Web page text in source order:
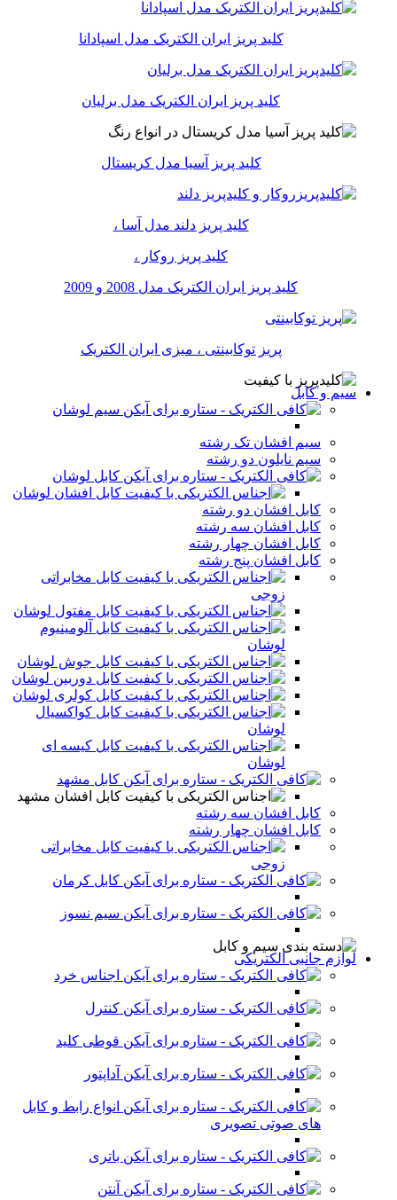
کلید پریز ایران الکتریک مدل اسپادانا
کلید پریز ایران الکتریک مدل برلیان
کلید پریز آسیا مدل کریستال
کلید پریز دلند مدل آسا ،
کلید پریز روکار ،
کلید پریز ایران الکتریک مدل 2008 و 2009
پریز توکابینتی ، میزی ایران الکتریک
سیم و کابل
سیم لوشان
سیم افشان تک رشته
سیم نایلون دو رشته
کابل لوشان
کابل افشان لوشان
کابل افشان دو رشته
کابل افشان سه رشته
کابل افشان چهار رشته
کابل افشان پنج رشته
کابل مخابراتی
زوجی
کابل مفتول لوشان
کابل آلومینیوم
لوشان
کابل جوش لوشان
کابل دوربین لوشان
کابل کولری لوشان
کابل کواکسیال
لوشان
کابل کیسه ای
لوشان
کابل مشهد
کابل افشان مشهد
کابل افشان سه رشته
کابل افشان چهار رشته
کابل مخابراتی
زوجی
کابل کرمان
سیم نسوز
لوازم جانبی الکتریکی
اجناس خرد
کنترل
قوطی کلید
آداپتور
انواع رابط و کابل
های صوتی تصویری
باتری
آنتن